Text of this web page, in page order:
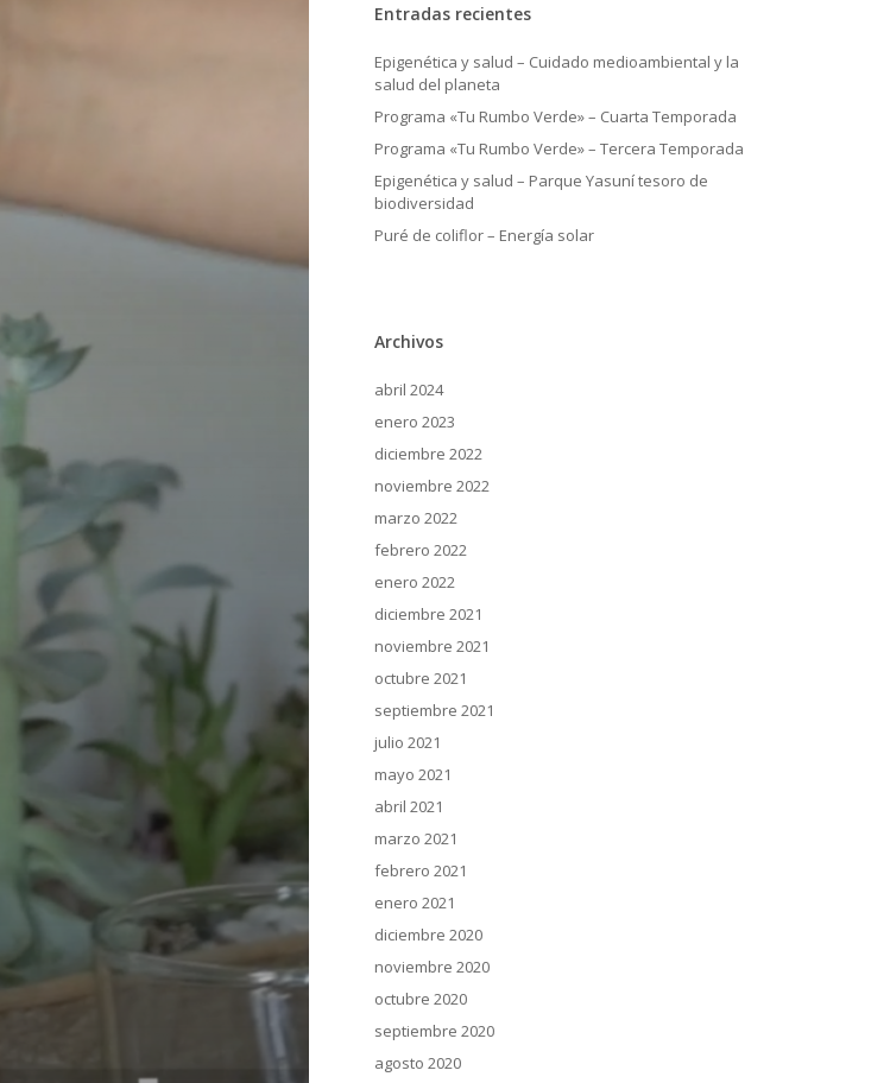
Entradas recientes
Epigenética y salud – Cuidado medioambiental y la
salud del planeta
Programa «Tu Rumbo Verde» – Cuarta Temporada
Programa «Tu Rumbo Verde» – Tercera Temporada
Epigenética y salud – Parque Yasuní tesoro de
biodiversidad
Puré de coliflor – Energía solar
Archivos
abril 2024
enero 2023
diciembre 2022
noviembre 2022
marzo 2022
febrero 2022
enero 2022
diciembre 2021
noviembre 2021
octubre 2021
septiembre 2021
julio 2021
mayo 2021
abril 2021
marzo 2021
febrero 2021
enero 2021
diciembre 2020
noviembre 2020
octubre 2020
septiembre 2020
agosto 2020